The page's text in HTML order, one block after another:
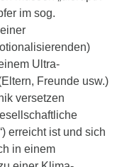
im sog.
Ultra-
Freunde usw.)
versetzen
erreicht ist und sich
in einem